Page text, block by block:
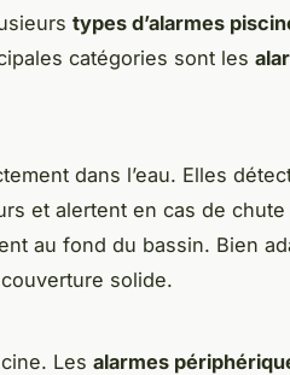
types d’alarmes
catégories sont les
dans l’eau. Elles
et alertent en cas de chute
au fond du bassin. Bien
solide.
Les alarmes